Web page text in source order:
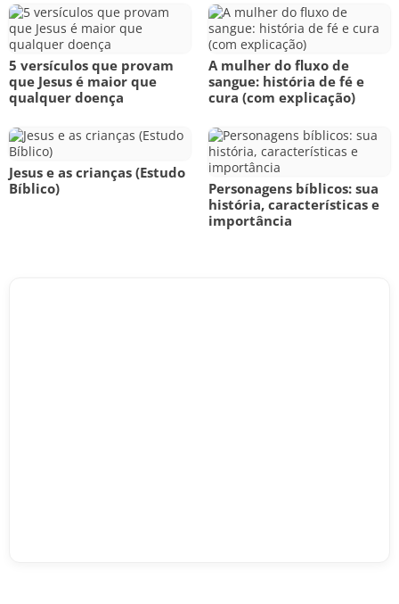
5 versículos que provam
que Jesus é maior que
qualquer doença
A mulher do fluxo de
sangue: história de fé e
cura (com explicação)
Jesus e as crianças (Estudo
Bíblico)
Personagens bíblicos: sua
história, características e
importância